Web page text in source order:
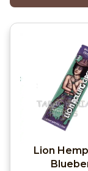
Lion